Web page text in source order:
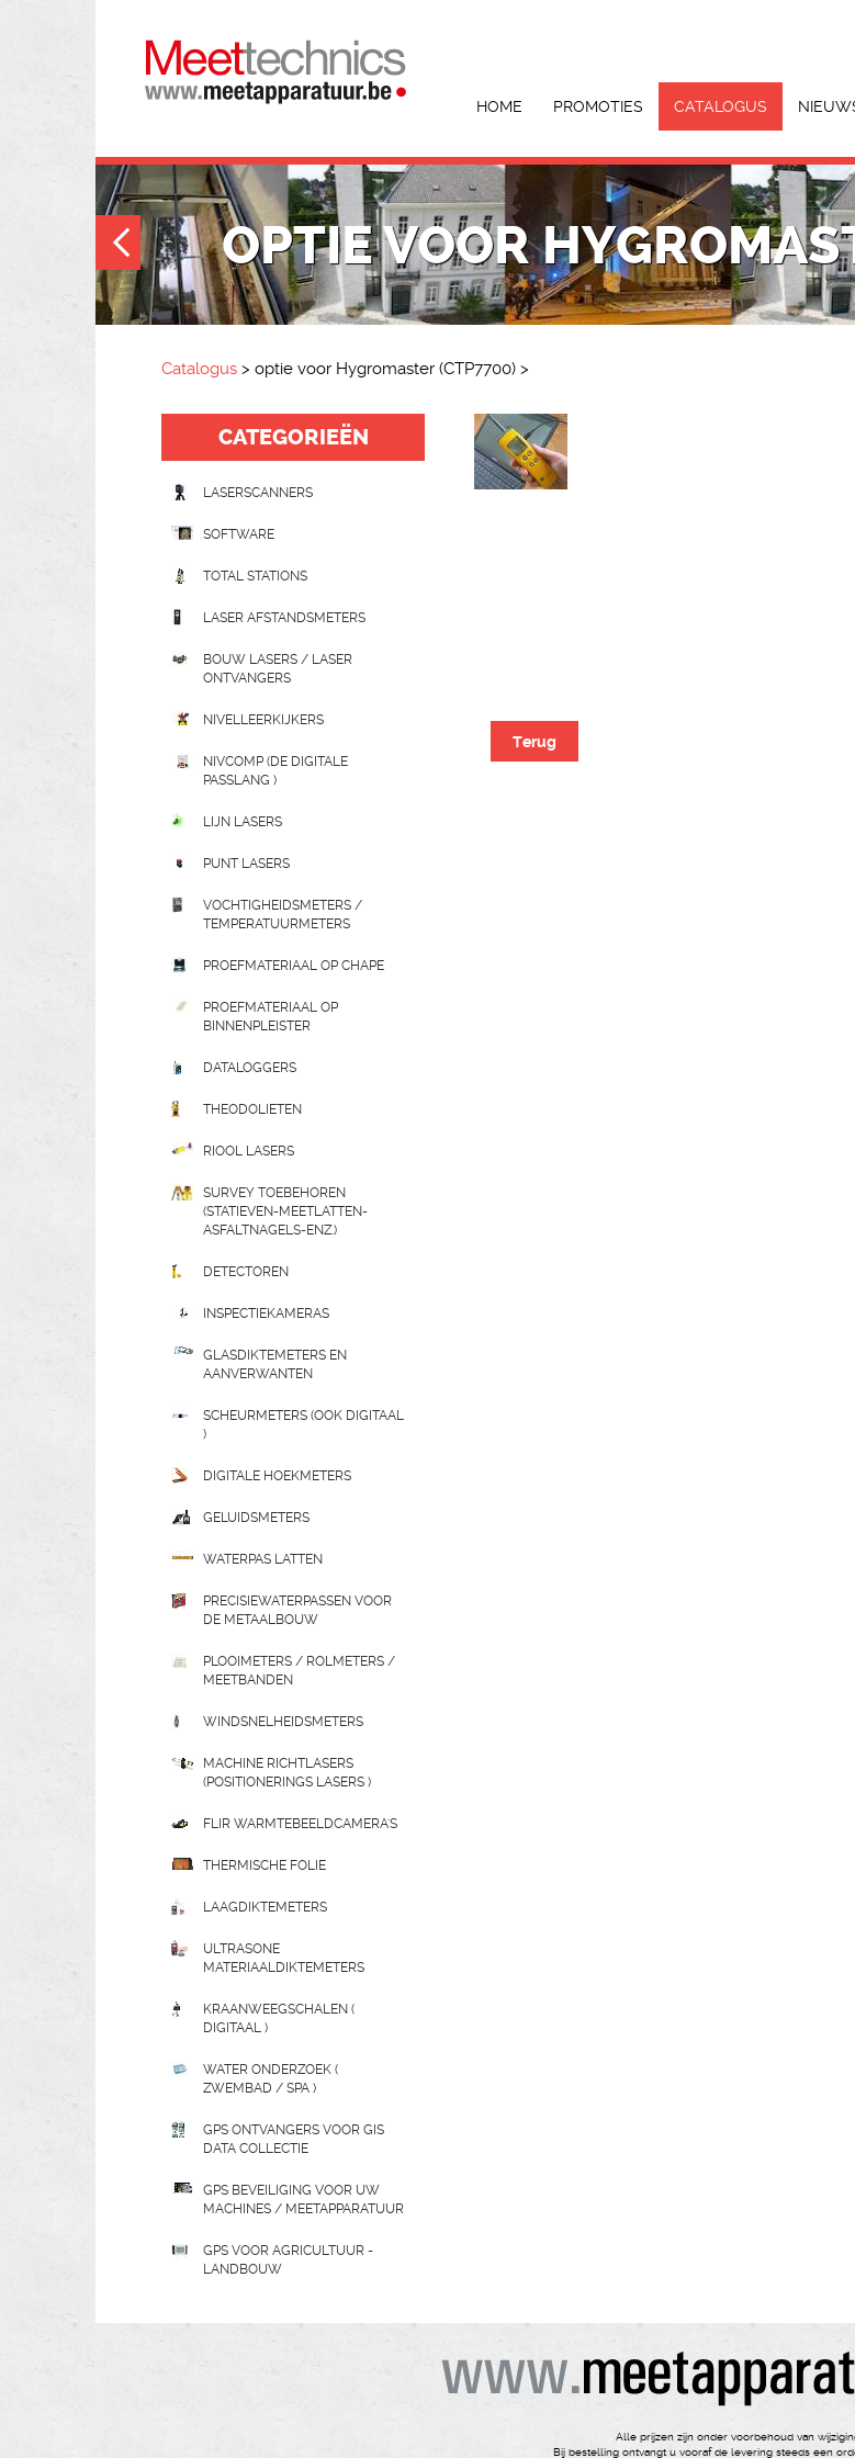
HOME PROMOTIES CATALOGUS
OPTIE VOOR
Catalogus > optie voor Hygromaster (CTP7700) >
CATEGORIEËN
LASERSCANNERS
SOFTWARE
TOTAL STATIONS
LASER AFSTANDSMETERS
BOUW LASERS / LASER
ONTVANGERS
NIVELLEERKIJKERS
NIVCOMP (DE DIGITALE
PASSLANG )
LIJN LASERS
PUNT LASERS
VOCHTIGHEIDSMETERS /
TEMPERATUURMETERS
PROEFMATERIAAL OP CHAPE
PROEFMATERIAAL OP
BINNENPLEISTER
DATALOGGERS
THEODOLIETEN
RIOOL LASERS
SURVEY TOEBEHOREN
(STATIEVEN-MEETLATTEN-
ASFALTNAGELS-ENZ.)
DETECTOREN
INSPECTIEKAMERAS
GLASDIKTEMETERS EN
AANVERWANTEN
SCHEURMETERS (OOK DIGITAAL
)
DIGITALE HOEKMETERS
GELUIDSMETERS
WATERPAS LATTEN
PRECISIEWATERPASSEN VOOR
DE METAALBOUW
PLOOIMETERS / ROLMETERS /
MEETBANDEN
WINDSNELHEIDSMETERS
MACHINE RICHTLASERS
(POSITIONERINGS LASERS )
FLIR WARMTEBEELDCAMERA'S
THERMISCHE FOLIE
LAAGDIKTEMETERS
ULTRASONE
MATERIAALDIKTEMETERS
KRAANWEEGSCHALEN (
DIGITAAL )
WATER ONDERZOEK (
ZWEMBAD / SPA )
GPS ONTVANGERS VOOR GIS
DATA COLLECTIE
GPS BEVEILIGING VOOR UW
MACHINES / MEETAPPARATUUR
GPS VOOR AGRICULTUUR -
LANDBOUW
Terug
Alle prijzen zijn onder voorbehoud van
Bij bestelling ontvangt u vooraf de levering steeds een